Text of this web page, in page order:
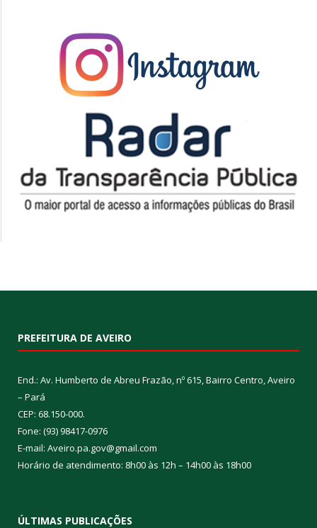
PREFEITURA DE AVEIRO
End.: Av. Humberto de Abreu Frazão, nº 615, Bairro Centro, Aveiro
– Pará
CEP: 68.150-000.
Fone: (93) 98417-0976
E-mail: Aveiro.pa.gov@gmail.com
Horário de atendimento: 8h00 às 12h – 14h00 às 18h00
ÚLTIMAS PUBLICAÇÕES